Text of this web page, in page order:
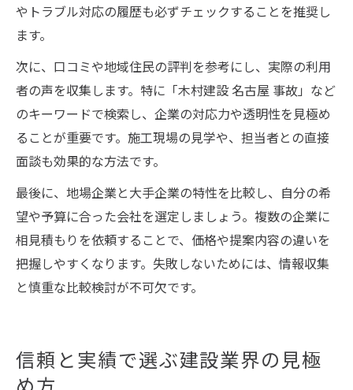
やトラブル対応の履歴も必ずチェックすることを推奨し
ます。
次に、口コミや地域住民の評判を参考にし、実際の利用
者の声を収集します。特に「木村建設 名古屋 事故」など
のキーワードで検索し、企業の対応力や透明性を見極め
ることが重要です。施工現場の見学や、担当者との直接
面談も効果的な方法です。
最後に、地場企業と大手企業の特性を比較し、自分の希
望や予算に合った会社を選定しましょう。複数の企業に
相見積もりを依頼することで、価格や提案内容の違いを
把握しやすくなります。失敗しないためには、情報収集
と慎重な比較検討が不可欠です。
信頼と実績で選ぶ建設業界の見極